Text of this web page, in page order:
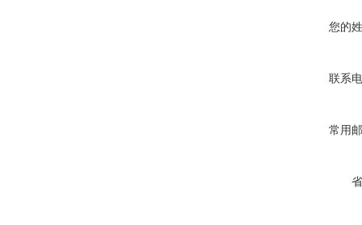
您的
联系
常用